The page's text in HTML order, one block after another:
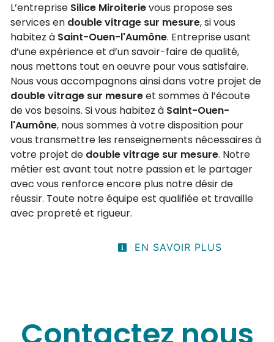
L’entreprise Silice Miroiterievous propose ses
services en double vitrage sur mesure, si vous
habitez à Saint-Ouen-l'Aumône. Entreprise usant
d’une expérience et d’un savoir-faire de qualité,
nous mettons tout en oeuvre pour vous satisfaire.
Nous vous accompagnons ainsi dans votre projet de
double vitrage sur mesureet sommes à l’écoute
de vos besoins. Si vous habitez à Saint-Ouen-
l'Aumône, nous sommes à votre disposition pour
vous transmettre les renseignements nécessaires à
votre projet de double vitrage sur mesure. Notre
métier est avant tout notre passion et le partager
avec vous renforce encore plus notre désir de
réussir. Toute notre équipe est qualifiée et travaille
avec propreté et rigueur.
EN SAVOIR PLUS